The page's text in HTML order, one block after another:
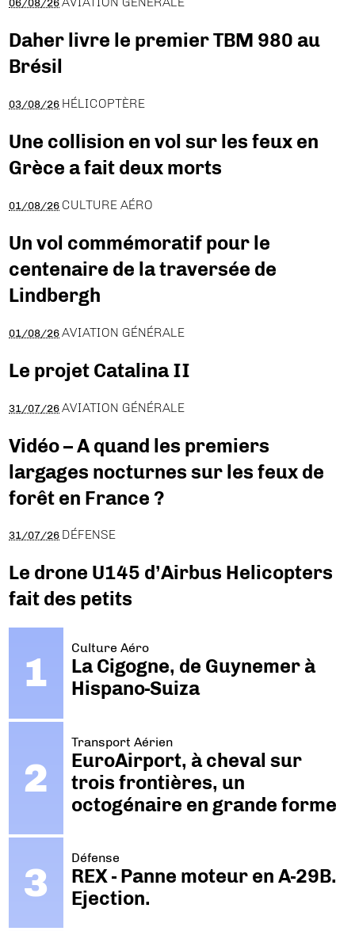
06/08/26
Daher livre le premier TBM 980 au
Brésil
03/08/26 HÉLICOPTÈRE
Une collision en vol sur les feux en
Grèce a fait deux morts
01/08/26 CULTURE AÉRO
Un vol commémoratif pour le
centenaire de la traversée de
Lindbergh
01/08/26 AVIATION GÉNÉRALE
Le projet Catalina II
31/07/26 AVIATION GÉNÉRALE
Vidéo – A quand les premiers
largages nocturnes sur les feux de
forêt en France ?
31/07/26 DÉFENSE
Le drone U145 d’Airbus Helicopters
fait des petits
Culture Aéro
La Cigogne, de Guynemer à
Hispano-Suiza
Transport Aérien
EuroAirport, à cheval sur
trois frontières, un
octogénaire en grande forme
Défense
REX - Panne moteur en A-29B.
Ejection.